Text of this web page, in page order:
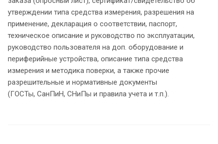
утверждении типа средства измерения, разрешения на
применение, декларация о соответствии, паспорт,
техническое описание и руководство по эксплуатации,
руководство пользователя на доп. оборудование и
периферийные устройства, описание типа средства
измерения и методика поверки, а также прочие
разрешительные и нормативные документы
(ГОСТы, СанПиН, СНиПы и правила учета и т.п.).